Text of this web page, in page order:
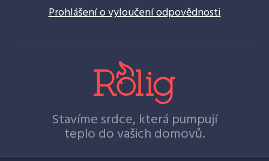
Prohlášení o vyloučení odpovědnosti
Stavíme srdce, která pumpují
teplo do vašich domovů.